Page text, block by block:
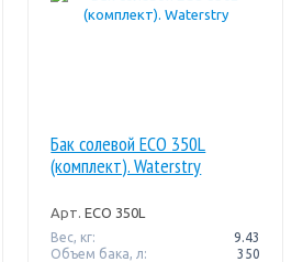
Бак солевой ECO 350L
(комплект). Waterstry
Арт. ECO 350L
Вес, кг:
9.43
Объем бака, л:
350